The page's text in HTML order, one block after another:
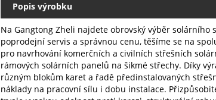
Popis výrobku
Na Gangtong Zheli najdete obrovský výběr solárního
poprodejní servis a správnou cenu, těšíme se na
pro navrhování komerčních a civilních střešních
rámových solárních panelů na šikmé střechy. Díky
různým blokům karet a řadě předinstalovaných
náklady na pracovní sílu i dobu instalace.